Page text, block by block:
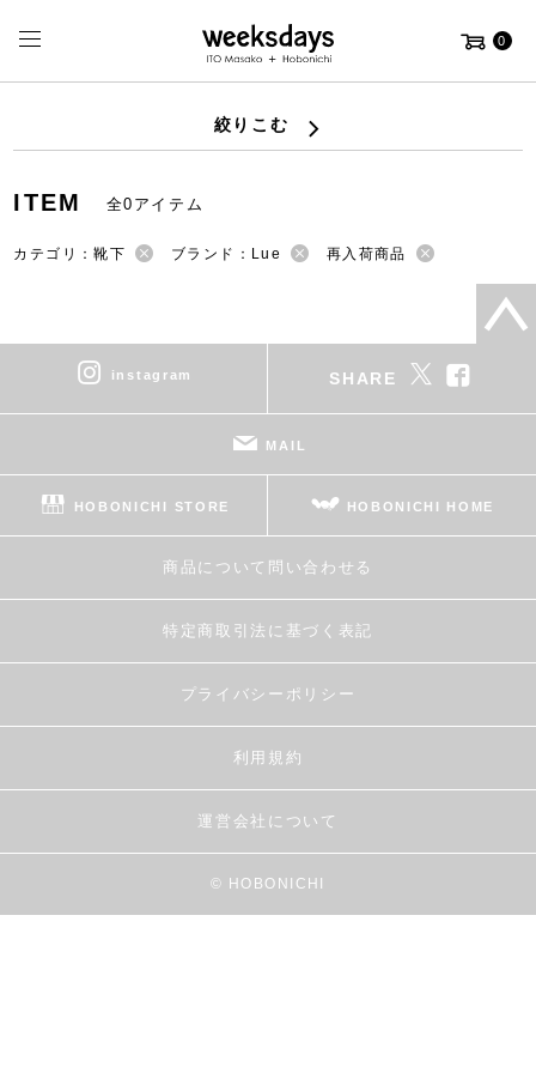
0
絞りこむ
ITEM 全0アイテム
カテゴリ：靴下 ブランド：Lue 再入荷商品
instagram SHARE
MAIL
HOBONICHI STORE HOBONICHI HOME
商品について問い合わせる
特定商取引法に基づく表記
プライバシーポリシー
利用規約
運営会社について
© HOBONICHI